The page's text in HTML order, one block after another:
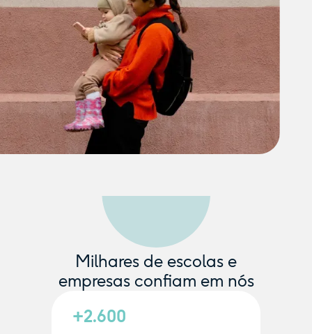
Milhares de escolas e
empresas confiam em nós
+2.600